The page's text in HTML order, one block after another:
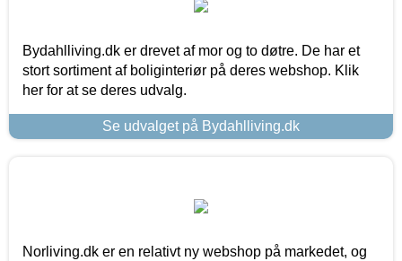
Bydahlliving.dk er drevet af mor og to døtre. De har et
stort sortiment af boliginteriør på deres webshop. Klik
her for at se deres udvalg.
Se udvalget på Bydahlliving.dk
Norliving.dk er en relativt ny webshop på markedet, og